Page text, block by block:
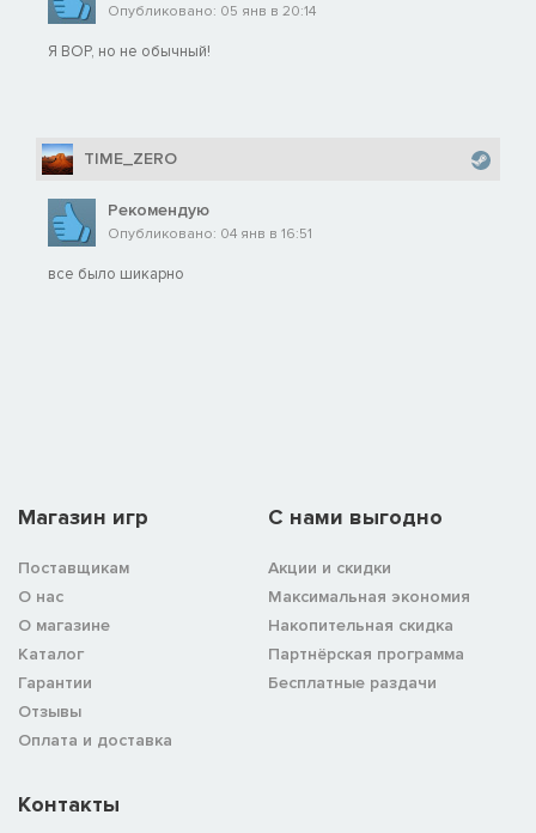
Опубликовано: 05 янв в 20:14
Я ВОР, но не обычный!
TIME_ZERO
Рекомендую
Опубликовано: 04 янв в 16:51
все было шикарно
Магазин игр
Поставщикам
О нас
О магазине
Каталог
Гарантии
Отзывы
Оплата и доставка
C нами выгодно
Акции и скидки
Максимальная экономия
Накопительная скидка
Партнёрская программа
Бесплатные раздачи
Контакты